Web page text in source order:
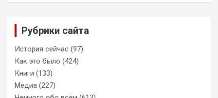
Рубрики сайта
История сейчас (97)
Как это было (424)
Книги (133)
Медиа (227)